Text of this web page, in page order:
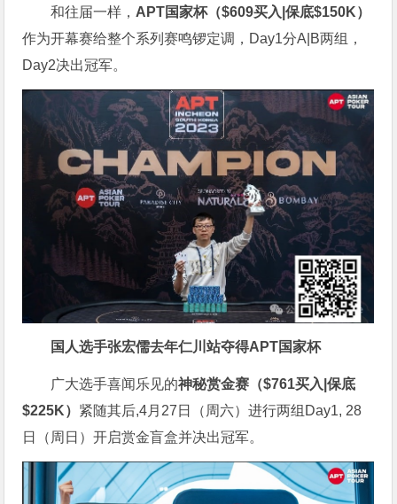
和往届一样， APT国家杯（$609买入|保底$150K）
作为开幕赛给整个系列赛鸣锣定调，Day1分A|B两组，
Day2决出冠军。
国人选手张宏儒去年仁川站夺得APT国家杯
广大选手喜闻乐见的神秘赏金赛（$761买入|保底
$225K） 紧随其后,4月27日（周六）进行两组Day1, 28
日（周日）开启赏金盲盒并决出冠军。